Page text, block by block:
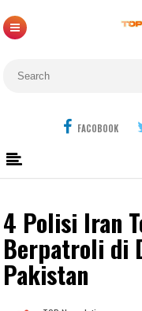
FACOBOOK
4 Polisi Iran
Berpatroli di
Pakistan